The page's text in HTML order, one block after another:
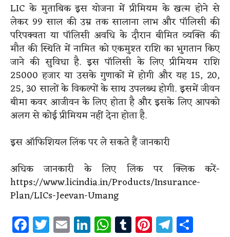
LIC के मुताबिक इस योजना में प्रीमियम के खत्म होने से
लेकर 99 साल की उम्र तक सालाना लाभ और पॉलिसी की
परिपक्वता या पॉलिसी अवधि के दौरान बीमित व्यक्ति की
मौत की स्थिति में नामित को एकमुश्त राशि का भुगतान किए
जाने की सुविधा है. इस पॉलिसी के लिए प्रीमियम राशि
25000 हजार या उसके गुणाकों में होगी और यह 15, 20,
25, 30 सालों के विकल्पों के साथ उपलब्ध होगी. इसमें जीवन
बीमा कवर आजीवन के लिए होता है और इसके लिए आपको
अलग से कोई प्रीमियम नहीं देना होता है.
इस ऑफिशियल लिंक पर ले सकते हैं जानकारी
अधिक जानकारी के लिए लिंक पर क्लिक करें-
https://www.licindia.in/Products/Insurance-
Plan/LICs-Jeevan-Umang
Facebook
Twitter
EmailLinkedIn
WhatsApp
Tumblr
Pinterest